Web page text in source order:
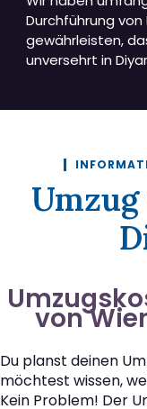
Durchführung
gewährleisten,
unversehrt in
von
Du planst deinen
möchtest wissen,
Kein Problem! Der